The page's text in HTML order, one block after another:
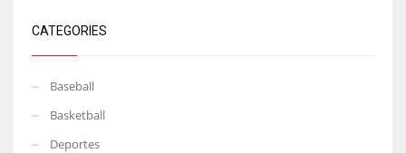
CATEGORIES
Baseball
Basketball
Deportes